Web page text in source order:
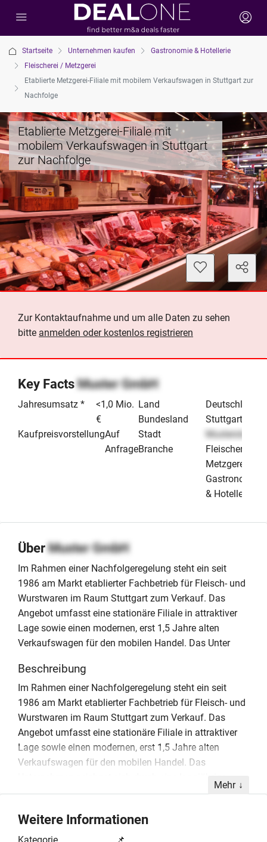
Startseite Unternehmen kaufen
Gastronomie & Hotellerie
Fleischerei / Metzgerei
Etablierte Metzgerei-Filiale mit mobilem Verkaufswagen in Stuttgart zur
Nachfolge
Etablierte Metzgerei-Filiale mit
mobilem Verkaufswagen in Stuttgart
zur Nachfolge
Zur Kontaktaufnahme und um alle Daten zu sehen
bitte anmelden oder kostenlos registrieren
Key FactsMuster GmbH
Jahresumsatz *
<1,0 Mio.
€
KaufpreisvorstellungAuf
Anfrage
Land
Deutschland
Bundesland
Stuttgart
Stadt
Musterstadt
Branche
Fleischerei /
Metzgerei
Gastronomie
& Hotellerie
ÜberMuster GmbH
Im Rahmen einer Nachfolgeregelung steht ein seit
1986 am Markt etablierter Fachbetrieb für Fleisch- und
Wurstwaren im Raum Stuttgart zum Verkauf. Das
Angebot umfasst eine stationäre Filiale in attraktiver
Lage sowie einen modernen, erst 1,5 Jahre alten
Verkaufswagen für den mobilen Handel. Das Unter
Beschreibung
Im Rahmen einer Nachfolgeregelung steht ein seit
1986 am Markt etablierter Fachbetrieb für Fleisch- und
Wurstwaren im Raum Stuttgart zum Verkauf. Das
Angebot umfasst eine stationäre Filiale in attraktiver
Lage sowie einen modernen, erst 1,5 Jahre alten
Verkaufswagen für den mobilen Handel. Das
Präsenz und eine gefestigte Stammkundschaft aus.
Kundenfrequenz und bieten ideale Voraussetzungen
für die Fortführung der Direktvermarktung regionaler
Mehr
Weitere Informationen